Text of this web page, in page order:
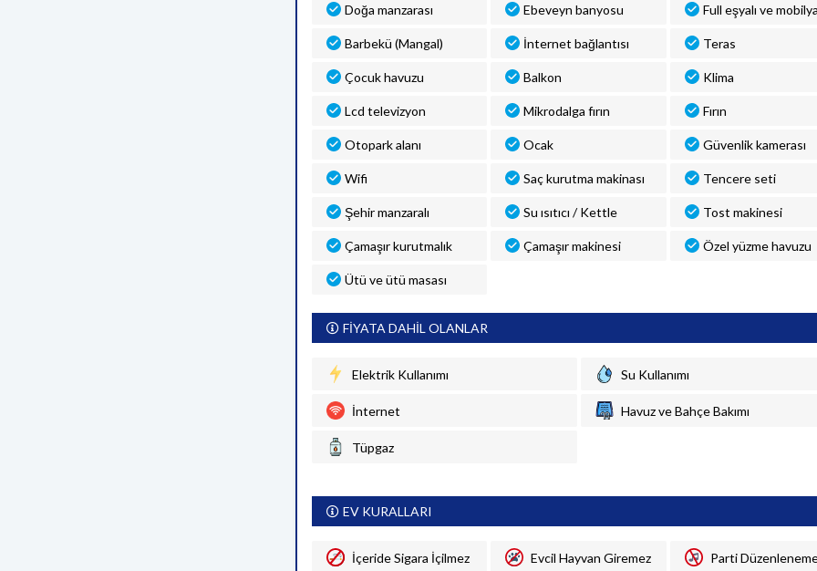
Doğa manzarası Ebeveyn banyosu Full eşyalı ve
Barbekü (Mangal) İnternet bağlantısı Teras
Çocuk havuzu Balkon Klima
Lcd televizyon Mikrodalga fırın Fırın
Otopark alanı Ocak Güvenlik kamerası
Wifi Saç kurutma makinası Tencere seti
Şehir manzaralı Su ısıtıcı / Kettle Tost makinesi
Çamaşır kurutmalık Çamaşır makinesi Özel yüzme havuzu
Ütü ve ütü masası
FİYATA DAHİL OLANLAR
Elektrik Kullanımı Su Kullanımı
İnternet Havuz ve Bahçe Bakımı
Tüpgaz
EV KURALLARI
İçeride Sigara İçilmez Evcil Hayvan Giremez Parti